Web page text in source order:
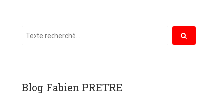
Blog Fabien PRETRE